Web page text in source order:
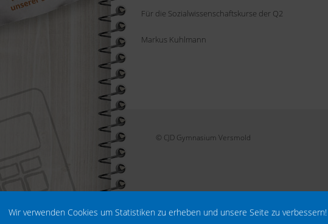
Wir verwenden Cookies um Statistiken zu erheben und unsere Seite zu verbessern!
Für die Sozialwissenschaftskurse der Q2
Markus Kuhlmann
© CJD Gymnasium Versmold